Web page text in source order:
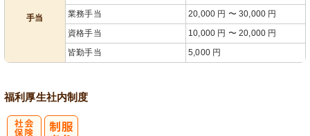
手当
業務手当
20,000 円 〜 30,000 円
資格手当
10,000 円 〜 20,000 円
皆勤手当
5,000 円
福利厚生社内制度